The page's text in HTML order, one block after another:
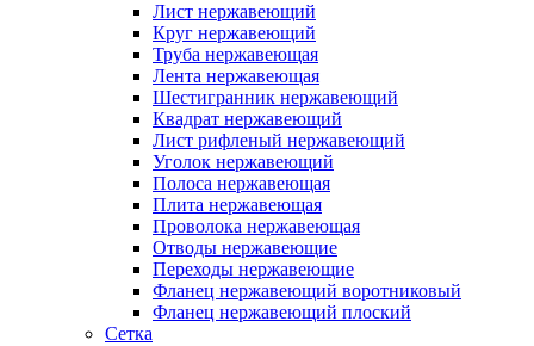
Лист нержавеющий
Круг нержавеющий
Труба нержавеющая
Лента нержавеющая
Шестигранник нержавеющий
Квадрат нержавеющий
Лист рифленый нержавеющий
Уголок нержавеющий
Полоса нержавеющая
Плита нержавеющая
Проволока нержавеющая
Отводы нержавеющие
Переходы нержавеющие
Фланец нержавеющий воротниковый
Фланец нержавеющий плоский
Сетка